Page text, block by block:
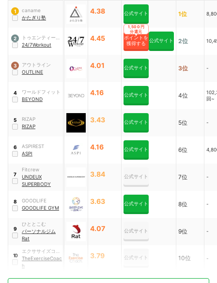
1
caname
かたぎり塾
4.38 公式サイト 1位
2
トゥエンティーフ
ォーセブンホール
24/7Workout
4.45
ポイントを
獲得する
1,500円
分還元
公式サイト 2位
3
アウトライン
OUTLINE
4.01 公式サイト 3位 -
4
ワールドフィット
BEYOND
4.16 公式サイト 4位
回~
5
RIZAP
RIZAP
3.43 公式サイト 5位 -
6
ASPIREST
ASPI
4.16 公式サイト 6位
7
Fitcrew
UNDEUX
SUPERBODY
3.84 公式サイト 7位 -
8
GOODLIFE
GOODLIFE GYM
3.63 公式サイト 8位 -
9
ひととこむ
パーソナルジム
Rat
4.07 公式サイト 9位 -
10
エクササイズコー
チジャパン
TheExerciseCoac
h
3.79 公式サイト 10位 -